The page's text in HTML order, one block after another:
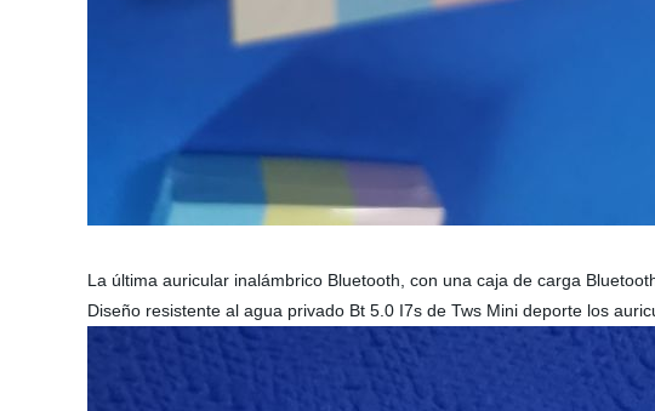
La última auricular inalámbrico Bluetooth, con una caja de carga
Diseño resistente al agua privado Bt 5.0 I7s de Tws Mini deporte los